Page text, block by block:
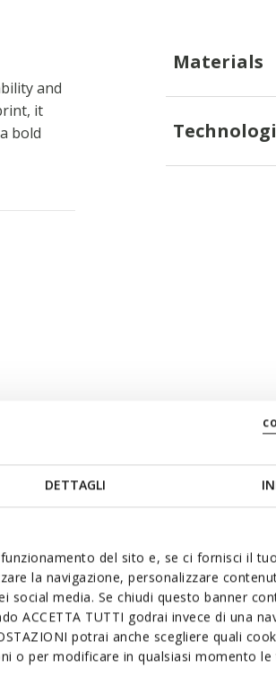
DETTAGLI
del sito e, se ci fornisci il
la navigazione, personalizzare
media. Se chiudi questo banner
ACCETTA TUTTI godrai invece di una
potrai anche scegliere quali
o per modificare in qualsiasi momento
and
it
bold
Materials